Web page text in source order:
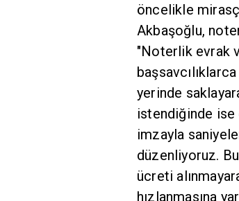
öncelikle
Akbaşoğlu,
"Noterlik evrak
yerinde
istendiğinde
imzayla
düzenliyoruz.
ücreti
hızlanmasına